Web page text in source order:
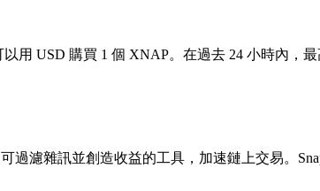
用 USD 購買 1 個 XNAP。在過去 24 小時內，
過濾雜訊並創造收益的工具，加速鏈上交易。